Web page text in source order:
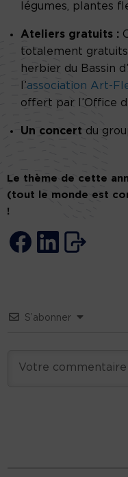
légumes, plantes
Ateliers gratuits :
totalement
herbier du Bassin
l’association Art-
offert par l’Office
Un concert du
Le thème de cette
(tout le monde est
!
S’abonner